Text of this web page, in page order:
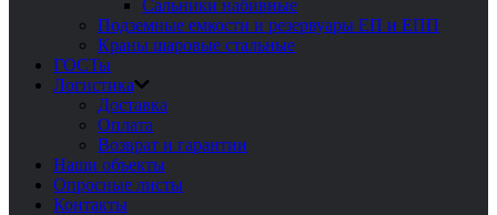
Сальники набивные
Подземные емкости и резервуары ЕП и ЕПП
Краны шаровые стальные
ГОСТы
Логистика
Доставка
Оплата
Возврат и гарантии
Наши объекты
Опросные листы
Контакты